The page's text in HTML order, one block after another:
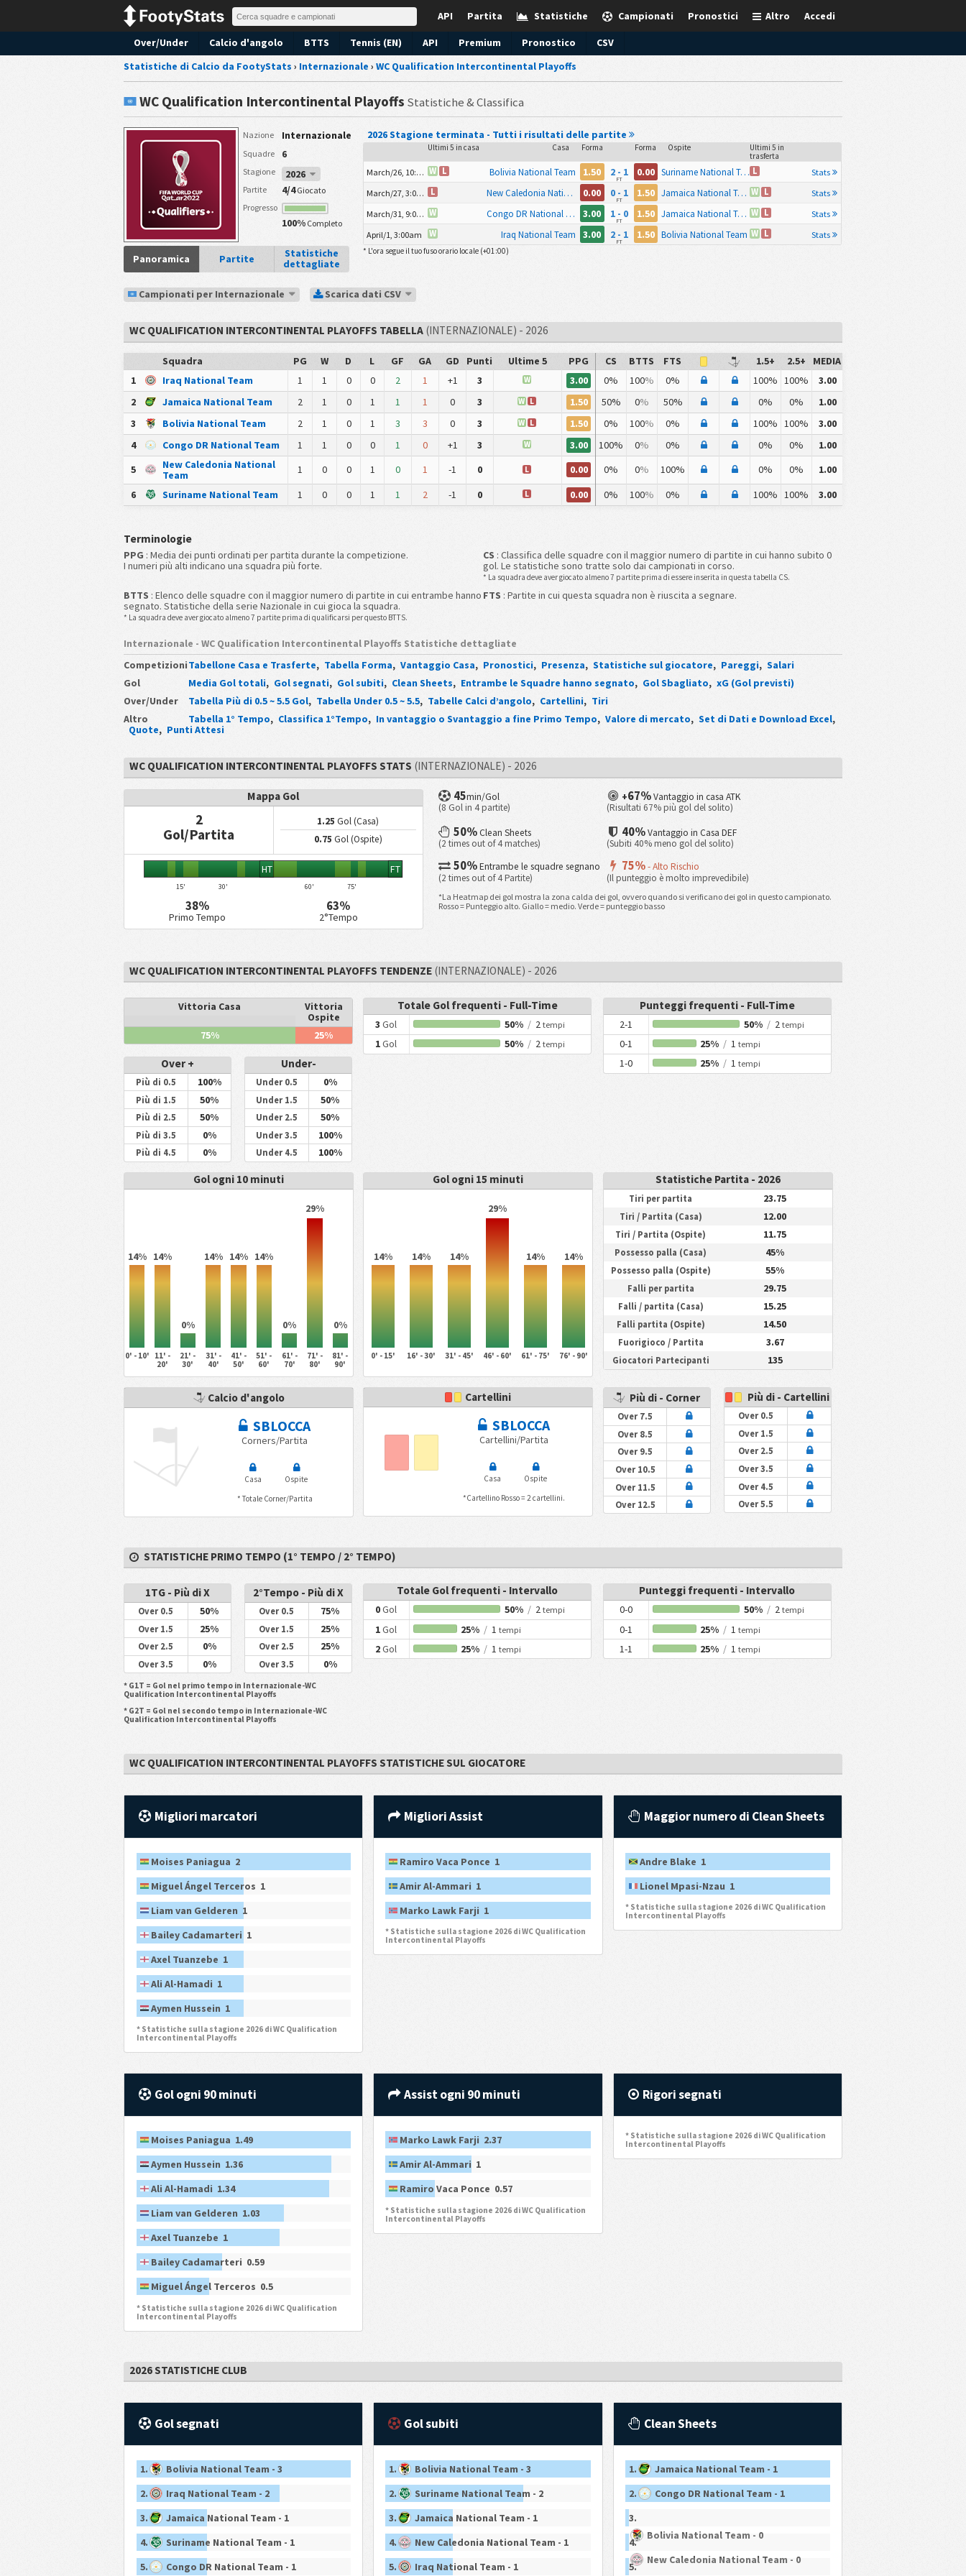
Accedi
Altro
Pronostici
Campionati
Statistiche
Partita
API
Over/Under Calcio d'angolo BTTS Tennis (EN) API Premium Pronostico
CSV
Statistiche di Calcio da FootyStats › Internazionale › WC Qualification Intercontinental Playoffs
WC Qualification Intercontinental Playoffs Statistiche & Classifica
Nazione Internazionale
Squadre 6
Stagione 2026
Partite 4/4Giocato
Progresso
100%Completo
Panoramica Partite
Statistiche
dettagliate
2026 Stagione terminata - Tutti i risultati delle partite
Ultimi 5 in casa Casa Forma Forma Ospite
Ultimi 5 in
trasferta
March/26, 10:00pm W L Bolivia National Team 1.50 2 - 1
FT
0.00 Suriname National Team L
Stats
March/27, 3:00am
L New Caledonia National Team 0.00 0 - 1
FT
1.50 Jamaica National Team W L
Stats
March/31, 9:00pm W Congo DR National Team 3.00 1 - 0
FT
1.50 Jamaica National Team W L
Stats
April/1, 3:00am
W Iraq National Team 3.00 2 - 1
FT
1.50 Bolivia National Team W L Stats
* L'ora segue il tuo fuso orario locale (+01:00)
Campionati per Internazionale Scarica dati CSV
WC QUALIFICATION INTERCONTINENTAL PLAYOFFS TABELLA(INTERNAZIONALE) - 2026
Squadra PG W D L GF GA GD Punti Ultime 5 PPG CS BTTS FTS 1.5+ 2.5+
MEDIA
1
Iraq National Team 1 1 0 0 2 1 +1 3 W 3.00 0% 100% 0% 100% 100%
3.00
2
Jamaica National Team 2 1 0 1 1 1 0 3 W L 1.50 50% 0% 50% 0% 0%
1.00
3
Bolivia National Team 2 1 0 1 3 3 0 3 W L 1.50 0% 100% 0% 100% 100%
3.00
4
Congo DR National Team 1 1 0 0 1 0 +1 3 W 3.00 100% 0% 0% 0% 0%
1.00
5
New Caledonia National
Team
1 0 0 1 0 1 -1 0 L 0.00 0% 0% 100% 0% 0%
1.00
6
Suriname National Team 1 0 0 1 1 2 -1 0 L 0.00 0% 100% 0% 100% 100% 3.00
Terminologie
PPG : Media dei punti ordinati per partita durante la competizione.
I numeri più alti indicano una squadra più forte.
CS : Classifica delle squadre con il maggior numero di partite in cui hanno subito 0
gol. Le statistiche sono tratte solo dai campionati in corso.
* La squadra deve aver giocato almeno 7 partite prima di essere inserita in questa tabella CS.
BTTS : Elenco delle squadre con il maggior numero di partite in cui entrambe hanno
segnato. Statistiche della serie Nazionale in cui gioca la squadra.
* La squadra deve aver giocato almeno 7 partite prima di qualificarsi per questo BTTS.
FTS : Partite in cui questa squadra non è riuscita a segnare.
Internazionale - WC Qualification Intercontinental Playoffs Statistiche dettagliate
CompetizioniTabellone Casa e Trasferte, Tabella Forma, Vantaggio Casa, Pronostici, Presenza, Statistiche sul giocatore, Pareggi, Salari
Gol
Media Gol totali, Gol segnati, Gol subiti, Clean Sheets, Entrambe le Squadre hanno segnato, Gol Sbagliato, xG (Gol previsti)
Over/Under
Tabella Più di 0.5 ~ 5.5 Gol, Tabella Under 0.5 ~ 5.5, Tabelle Calci d’angolo, Cartellini, Tiri
Altro
Tabella 1° Tempo, Classifica 1°Tempo, In vantaggio o Svantaggio a fine Primo Tempo, Valore di mercato, Set di Dati e Download Excel,
Quote, Punti Attesi
WC QUALIFICATION INTERCONTINENTAL PLAYOFFS STATS (INTERNAZIONALE) - 2026
Mappa Gol
2
Gol/Partita
1.25 Gol (Casa)
0.75 Gol (Ospite)
15' 30'
HT
60' 75'
FT
38%
Primo Tempo
63%
2°Tempo
45min/Gol
(8 Gol in 4 partite)
+67%Vantaggio in casa ATK
(Risultati 67% più gol del solito)
50%Clean Sheets
(2 times out of 4 matches)
40%Vantaggio in Casa DEF
(Subiti 40% meno gol del solito)
50%Entrambe le squadre segnano
(2 times out of 4 Partite)
75%- Alto Rischio
(Il punteggio è molto imprevedibile)
*La Heatmap dei gol mostra la zona calda dei gol, ovvero quando si verificano dei gol in questo campionato.
Rosso = Punteggio alto. Giallo = medio. Verde = punteggio basso
WC QUALIFICATION INTERCONTINENTAL PLAYOFFS TENDENZE(INTERNAZIONALE) - 2026
Vittoria Casa Pareggio
Vittoria
Ospite
75%
25%
Over +
Più di 0.5 100%
Più di 1.5 50%
Più di 2.5 50%
Più di 3.5 0%
Più di 4.5 0%
Under-
Under 0.5 0%
Under 1.5 50%
Under 2.5 50%
Under 3.5 100%
Under 4.5 100%
Totale Gol frequenti - Full-Time
3Gol 50% /2 tempi
1Gol 50% /2 tempi
Punteggi frequenti - Full-Time
2-1 50% /2 tempi
0-1 25% / 1tempi
1-0 25% / 1tempi
Gol ogni 10 minuti
14% 14%
0%
14% 14% 14%
0%
29%
0%
0' - 10'
11' -
20'
21' -
30'
31' -
40'
41' -
50'
51' -
60'
61' -
70'
71' -
80'
81' -
90'
Gol ogni 15 minuti
14% 14% 14%
29%
14% 14%
0' - 15' 16' - 30' 31' - 45' 46' - 60' 61' - 75' 76' - 90'
Statistiche Partita - 2026
Tiri per partita 23.75
Tiri / Partita (Casa) 12.00
Tiri / Partita (Ospite) 11.75
Possesso palla (Casa) 45%
Possesso palla (Ospite) 55%
Falli per partita 29.75
Falli / partita (Casa) 15.25
Falli partita (Ospite) 14.50
Fuorigioco / Partita 3.67
Giocatori Partecipanti 135
Calcio d'angolo
SBLOCCA
Corners/Partita
Casa
Ospite
* Totale Corner/Partita
Cartellini
SBLOCCA
Cartellini/Partita
Casa
Ospite
*Cartellino Rosso = 2 cartellini.
Più di - Corner
Over 7.5
Over 8.5
Over 9.5
Over 10.5
Over 11.5
Over 12.5
Più di - Cartellini
Over 0.5
Over 1.5
Over 2.5
Over 3.5
Over 4.5
Over 5.5
STATISTICHE PRIMO TEMPO (1° TEMPO / 2° TEMPO)
1TG - Più di X
Over 0.5 50%
Over 1.5 25%
Over 2.5 0%
Over 3.5 0%
2°Tempo - Più di X
Over 0.5 75%
Over 1.5 25%
Over 2.5 25%
Over 3.5 0%
* G1T = Gol nel primo tempo in Internazionale-WC
Qualification Intercontinental Playoffs
* G2T = Gol nel secondo tempo in Internazionale-WC
Qualification Intercontinental Playoffs
Totale Gol frequenti - Intervallo
0Gol 50% /2 tempi
1Gol 25% / 1tempi
2Gol 25% / 1tempi
Punteggi frequenti - Intervallo
0-0 50% /2 tempi
0-1 25% / 1tempi
1-1 25% / 1tempi
WC QUALIFICATION INTERCONTINENTAL PLAYOFFS STATISTICHE SUL GIOCATORE
Migliori marcatori
Moises Paniagua 2
Miguel Ángel Terceros 1
Liam van Gelderen 1
Bailey Cadamarteri 1
Axel Tuanzebe 1
Ali Al-Hamadi 1
Aymen Hussein 1
* Statistiche sulla stagione 2026 di WC Qualification
Intercontinental Playoffs
Migliori Assist
Ramiro Vaca Ponce 1
Amir Al-Ammari 1
Marko Lawk Farji 1
* Statistiche sulla stagione 2026 di WC Qualification
Intercontinental Playoffs
Maggior numero di Clean Sheets
Andre Blake 1
Lionel Mpasi-Nzau 1
* Statistiche sulla stagione 2026 di WC Qualification
Intercontinental Playoffs
Gol ogni 90 minuti
Moises Paniagua 1.49
Aymen Hussein 1.36
Ali Al-Hamadi 1.34
Liam van Gelderen 1.03
Axel Tuanzebe 1
Bailey Cadamarteri 0.59
Miguel Ángel Terceros 0.5
* Statistiche sulla stagione 2026 di WC Qualification
Intercontinental Playoffs
Assist ogni 90 minuti
Marko Lawk Farji 2.37
Amir Al-Ammari 1
Ramiro Vaca Ponce 0.57
* Statistiche sulla stagione 2026 di WC Qualification
Intercontinental Playoffs
Rigori segnati
* Statistiche sulla stagione 2026 di WC Qualification
Intercontinental Playoffs
2026 STATISTICHE CLUB
Gol segnati
1.
Bolivia National Team - 3
2.
Iraq National Team - 2
3.
Jamaica National Team - 1
4.
Suriname National Team - 1
5.
Congo DR National Team - 1
Gol subiti
1.
Bolivia National Team - 3
2.
Suriname National Team - 2
3.
Jamaica National Team - 1
4.
New Caledonia National Team - 1
5.
Iraq National Team - 1
Clean Sheets
1.
Jamaica National Team - 1
2.
Congo DR National Team - 1
3.
Bolivia National Team - 0
4.
New Caledonia National Team - 0
5.